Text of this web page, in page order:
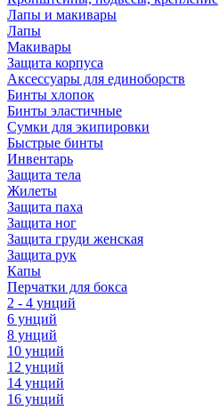
Лапы и макивары
Лапы
Макивары
Защита корпуса
Аксессуары для единоборств
Бинты хлопок
Бинты эластичные
Сумки для экипировки
Быстрые бинты
Инвентарь
Защита тела
Жилеты
Защита паха
Защита ног
Защита груди женская
Защита рук
Капы
Перчатки для бокса
2 - 4 унций
6 унций
8 унций
10 унций
12 унций
14 унций
16 унций